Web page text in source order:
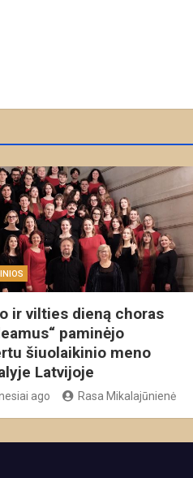
ir vilties dieną choras
paminėjo
šiuolaikinio meno
Latvijoje
ago Rasa Mikalajūnienė